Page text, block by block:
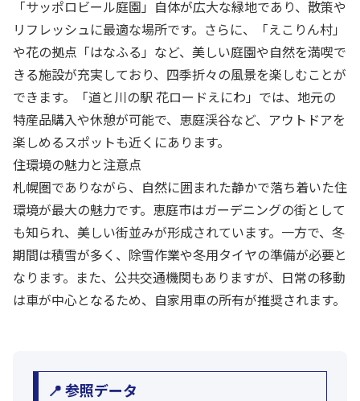
「サッポロビール庭園」自体が広大な緑地であり、散策や
リフレッシュに最適な場所です。さらに、「えこりん村」
や花の拠点「はなふる」など、美しい庭園や自然を満喫で
きる施設が充実しており、四季折々の風景を楽しむことが
できます。「道と川の駅 花ロードえにわ」では、地元の
特産品購入や休憩が可能で、恵庭渓谷など、アウトドアを
楽しめるスポットも近くにあります。
住環境の魅力と注意点
札幌圏でありながら、自然に囲まれた静かで落ち着いた住
環境が最大の魅力です。恵庭市はガーデニングの街として
も知られ、美しい街並みが形成されています。一方で、冬
期間は積雪が多く、除雪作業や冬用タイヤの準備が必要と
なります。また、公共交通機関もありますが、日常の移動
は車が中心となるため、自家用車の所有が推奨されます。
📍 参照データ